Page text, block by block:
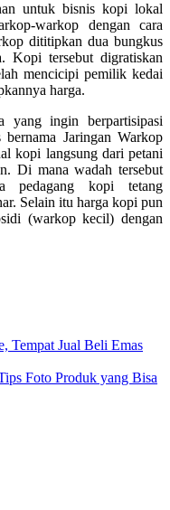
untuk bisnis kopi lokal
warkop dengan cara
dititipkan dua bungkus
Kopi tersebut digratiskan
mencicipi pemilik kedai
harga.
yang ingin berpartisipasi
Jaringan Warkop
kopi langsung dari petani
Di mana wadah tersebut
pedagang kopi tetang
Selain itu harga kopi pun
(warkop kecil) dengan
Tempat Jual Beli Emas
Foto Produk yang Bisa